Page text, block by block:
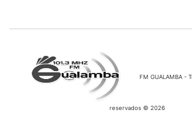
FM GUALAMBA -
reservados © 2026